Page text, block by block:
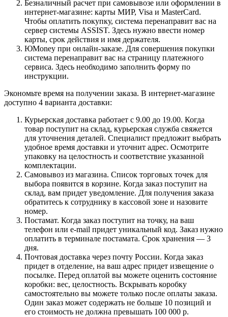
Безналичный расчет при самовывозе или оформлении в
интернет-магазине: карты МИР, Visa и MasterCard.
Чтобы оплатить покупку, система перенаправит вас на
сервер системы ASSIST. Здесь нужно ввести номер
карты, срок действия и имя держателя.
ЮMoney при онлайн-заказе. Для совершения покупки
система перенаправит вас на страницу платежного
сервиса. Здесь необходимо заполнить форму по
инструкции.
Экономьте время на получении заказа. В интернет-магазине
доступно 4 варианта доставки:
Курьерская доставка работает с 9.00 до 19.00. Когда
товар поступит на склад, курьерская служба свяжется
для уточнения деталей. Специалист предложит выбрать
удобное время доставки и уточнит адрес. Осмотрите
упаковку на целостность и соответствие указанной
комплектации.
Самовывоз из магазина. Список торговых точек для
выбора появится в корзине. Когда заказ поступит на
склад, вам придет уведомление. Для получения заказа
обратитесь к сотруднику в кассовой зоне и назовите
номер.
Постамат. Когда заказ поступит на точку, на ваш
телефон или e-mail придет уникальный код. Заказ нужно
оплатить в терминале постамата. Срок хранения — 3
дня.
Почтовая доставка через почту России. Когда заказ
придет в отделение, на ваш адрес придет извещение о
посылке. Перед оплатой вы можете оценить состояние
коробки: вес, целостность. Вскрывать коробку
самостоятельно вы можете только после оплаты заказа.
Один заказ может содержать не больше 10 позиций и
его стоимость не должна превышать 100 000 р.